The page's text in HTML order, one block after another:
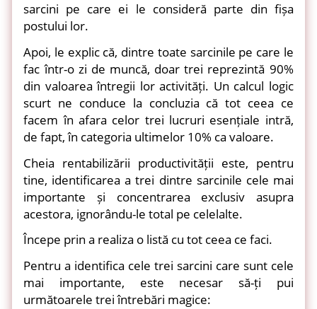
sarcini pe care ei le consideră parte din fișa
postului lor.
Apoi, le explic că, dintre toate sarcinile pe care le
fac într-o zi de muncă, doar trei reprezintă 90%
din valoarea întregii lor activități. Un calcul logic
scurt ne conduce la concluzia că tot ceea ce
facem în afara celor trei lucruri esențiale intră,
de fapt, în categoria ultimelor 10% ca valoare.
Cheia rentabilizării productivității este, pentru
tine, identificarea a trei dintre sarcinile cele mai
importante și concentrarea exclusiv asupra
acestora, ignorându-le total pe celelalte.
Începe prin a realiza o listă cu tot ceea ce faci.
Pentru a identifica cele trei sarcini care sunt cele
mai importante, este necesar să-ți pui
următoarele trei întrebări magice: